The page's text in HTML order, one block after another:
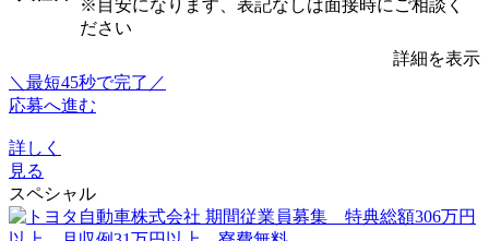
※目安になります、表記なしは面接時にご相談く
ださい
詳細を表示
＼最短45秒で完了／
応募へ進む
詳しく
見る
スペシャル